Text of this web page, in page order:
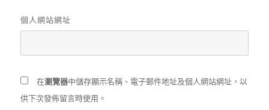
個人網站網址
在瀏覽器中儲存顯示名稱、電子郵件地址及個人網站網址，以
供下次發佈留言時使用。